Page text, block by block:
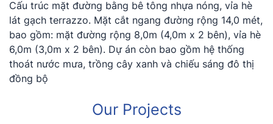
Cấu trúc mặt đường bằng bê tông nhựa nóng, vỉa hè
lát gạch terrazzo. Mặt cắt ngang đường rộng 14,0 mét,
bao gồm: mặt đường rộng 8,0m (4,0m x 2 bên), vỉa hè
6,0m (3,0m x 2 bên). Dự án còn bao gồm hệ thống
thoát nước mưa, trồng cây xanh và chiếu sáng đô thị
đồng bộ
Our Projects